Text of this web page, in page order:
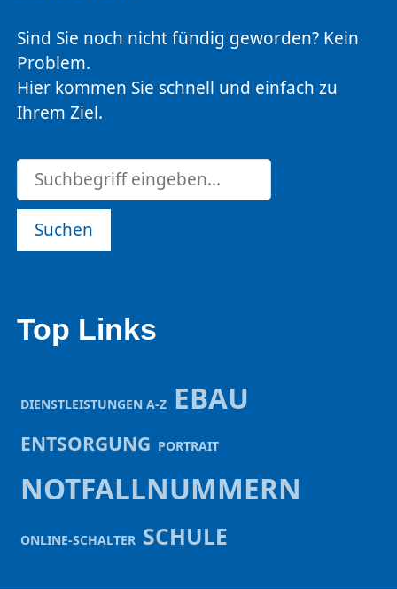
Sind Sie noch nicht fündig geworden? Kein
Problem.
Hier kommen Sie schnell und einfach zu
Ihrem Ziel.
Suchen
Top Links
DIENSTLEISTUNGEN A-Z EBAU
ENTSORGUNG PORTRAIT
NOTFALLNUMMERN
ONLINE-SCHALTER SCHULE